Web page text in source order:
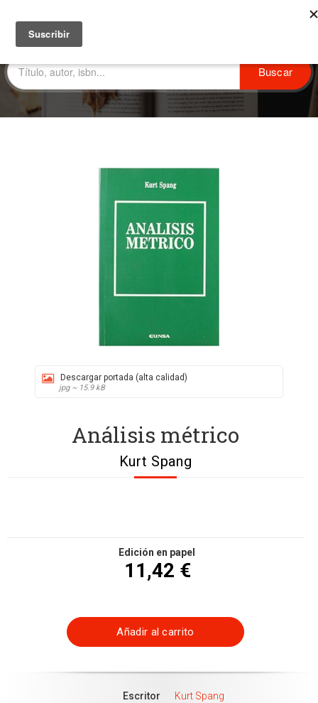
Descargar portada (alta calidad)
jpg ~ 15.9 kB
Análisis métrico
Kurt Spang
Edición en papel
11,42 €
Añadir al carrito
Escritor
Kurt Spang